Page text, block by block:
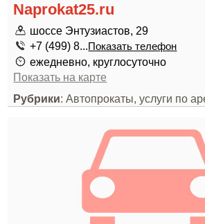
Naprokat25.ru
шоссе Энтузиастов, 29
+7 (499) 8...Показать телефон
ежедневно, круглосуточно
Показать на карте
Рубрики: Автопрокаты, услуги по